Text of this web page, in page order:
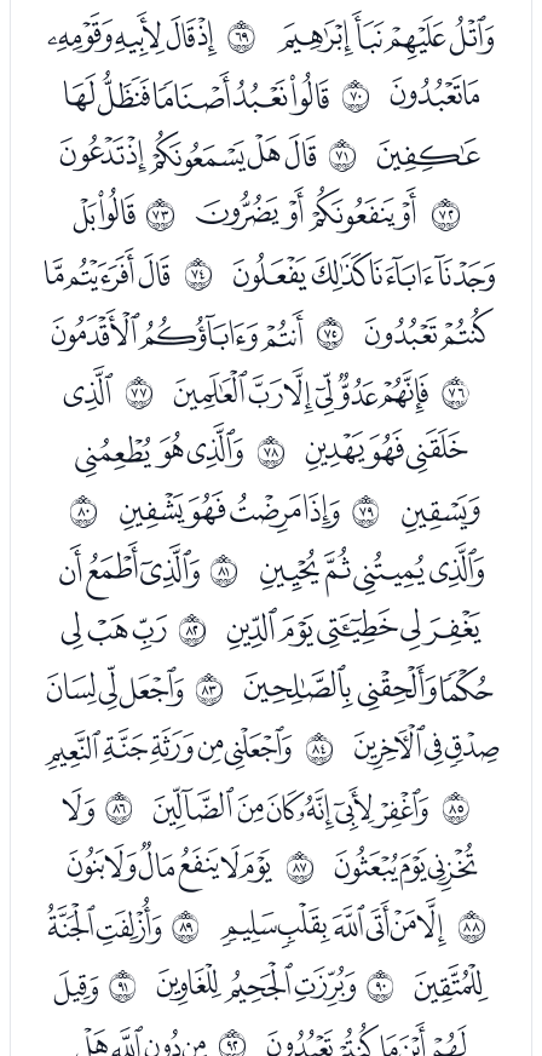
ﮏﮐﮑﮒ ﱄﮔﮕﮖﮗ
ﮘﮙ ﱅ ﮛﮜﮝﮞﮟ
ﮠ ﱆﮢﮣﮤﮥﮦ
ﱇ ﮨﮩﮪﮫ ﱈﮭﮮ
ﮯﮰﮱﯓ ﱉ ﯕﯖﯗ
ﯘﯙ ﱊ ﯛﯜﯝ
ﱋ ﯟﯠﯡﯢﯣﯤ ﱌﯦ
ﯧﯨﯩ ﱍ ﯫﯬﯭ
ﯮ ﱎﯰﯱﯲﯳ ﱏ
ﯵﯶﯷﯸ ﱐﯺﯻﯼ
ﯽﯾﯿﰀﰁ ﱑﰃﰄﰅ
ﰆﰇﰈ ﱒﭑﭒﭓ
ﭔﭕﭖ ﱓ ﭘﭙﭚﭛﭜ
ﱔ ﭞﭟﭠﭡﭢﭣ ﱕﭥ
ﭦﭧﭨ ﱖ ﭪﭫﭬﭭﭮﭯ
ﱗﭱﭲﭳﭴﭵﭶ ﱘﭸﭹ
ﭺ ﱙﭼﭽﭾ ﱚﮀ